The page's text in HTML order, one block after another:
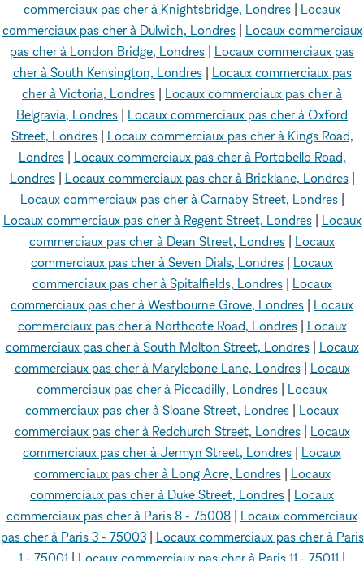
commerciaux pas cher à Knightsbridge, Londres
Locaux
commerciaux pas cher à Dulwich, Londres| Locaux commerciaux
pas cher à London Bridge, Londres
Locaux commerciaux pas
cher à South Kensington, Londres| Locaux commerciaux pas
cher à Victoria, Londres
Locaux commerciaux pas cher à
Belgravia, Londres
Locaux commerciaux pas cher à Oxford
Street, Londres| Locaux commerciaux pas cher à Kings Road,
Londres| Locaux commerciaux pas cher à Portobello Road,
Londres| Locaux commerciaux pas cher à Bricklane, Londres|
Locaux commerciaux pas cher à Carnaby Street, Londres|
Locaux commerciaux pas cher à Regent Street, Londres| Locaux
commerciaux pas cher à Dean Street, Londres
Locaux
commerciaux pas cher à Seven Dials, Londres
Locaux
commerciaux pas cher à Spitalfields, Londres| Locaux
commerciaux pas cher à Westbourne Grove, Londres
Locaux
commerciaux pas cher à Northcote Road, Londres| Locaux
commerciaux pas cher à South Molton Street, Londres| Locaux
commerciaux pas cher à Marylebone Lane, Londres| Locaux
commerciaux pas cher à Piccadilly, Londres
Locaux
commerciaux pas cher à Sloane Street, Londres
Locaux
commerciaux pas cher à Redchurch Street, Londres| Locaux
commerciaux pas cher à Jermyn Street, Londres
Locaux
commerciaux pas cher à Long Acre, Londres| Locaux
commerciaux pas cher à Duke Street, Londres
Locaux
commerciaux pas cher à Paris 8 - 75008
Locaux commerciaux
pas cher à Paris 3 - 75003| Locaux commerciaux pas cher à Paris
1 - 75001
Locaux commerciaux pas cher à Paris 11 - 75011